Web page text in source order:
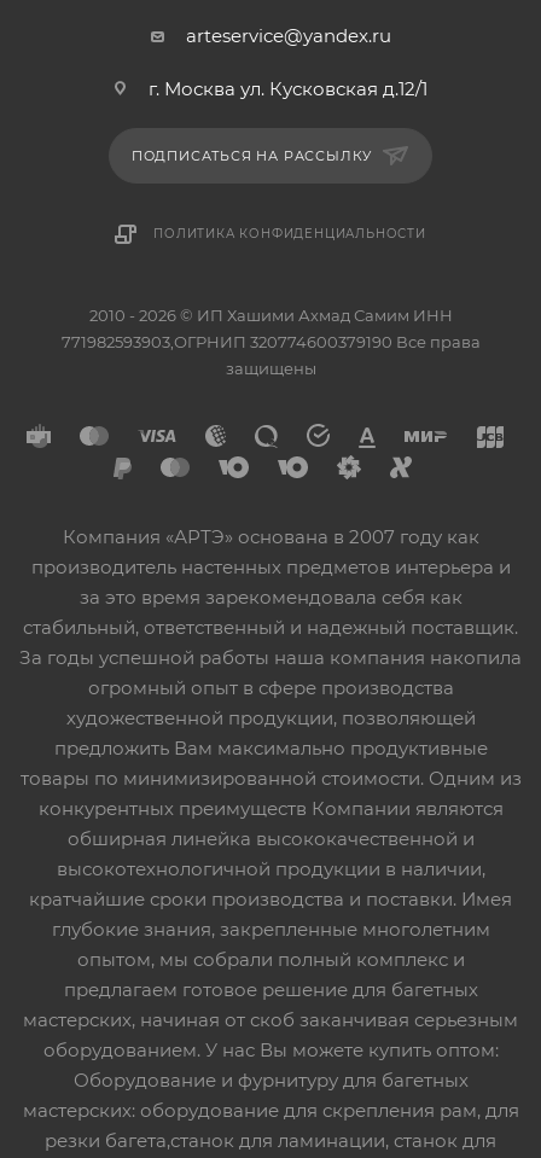
arteservice@yandex.ru
г. Москва ул. Кусковская д.12/1
ПОДПИСАТЬСЯ НА РАССЫЛКУ
ПОЛИТИКА КОНФИДЕНЦИАЛЬНОСТИ
2010 - 2026 © ИП Хашими Ахмад Самим ИНН
771982593903,ОГРНИП 320774600379190 Все права
защищены
Компания «АРТЭ» основана в 2007 году как
производитель настенных предметов интерьера и
за это время зарекомендовала себя как
стабильный, ответственный и надежный поставщик.
За годы успешной работы наша компания накопила
огромный опыт в сфере производства
художественной продукции, позволяющей
предложить Вам максимально продуктивные
товары по минимизированной стоимости. Одним из
конкурентных преимуществ Компании являются
обширная линейка высококачественной и
высокотехнологичной продукции в наличии,
кратчайшие сроки производства и поставки. Имея
глубокие знания, закрепленные многолетним
опытом, мы собрали полный комплекс и
предлагаем готовое решение для багетных
мастерских, начиная от скоб заканчивая серьезным
оборудованием. У нас Вы можете купить оптом:
Оборудование и фурнитуру для багетных
мастерских: оборудование для скрепления рам, для
резки багета,станок для ламинации, станок для